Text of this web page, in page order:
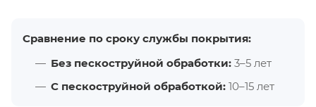
Сравнение по сроку службы покрытия:
Без пескоструйной обработки: 3–5 лет
С пескоструйной обработкой: 10–15 лет